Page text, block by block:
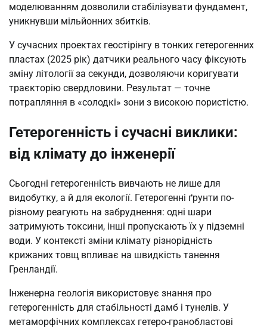
моделюванням дозволили стабілізувати фундамент,
уникнувши мільйонних збитків.
У сучасних проектах геостірінгу в тонких гетерогенних
пластах (2025 рік) датчики реального часу фіксують
зміну літології за секунди, дозволяючи коригувати
траєкторію свердловини. Результат — точне
потрапляння в «солодкі» зони з високою пористістю.
Гетерогенність і сучасні виклики:
від клімату до інженерії
Сьогодні гетерогенність вивчають не лише для
видобутку, а й для екології. Гетерогенні ґрунти по-
різному реагують на забруднення: одні шари
затримують токсини, інші пропускають їх у підземні
води. У контексті зміни клімату різнорідність
крижаних товщ впливає на швидкість танення
Гренландії.
Інженерна геологія використовує знання про
гетерогенність для стабільності дамб і тунелів. У
метаморфічних комплексах гетеро-гранобластові